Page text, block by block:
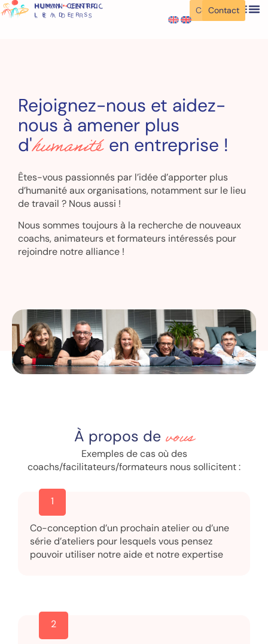
Contact
Contact
Rejoignez-nous et aidez-
nous à amener plus
d'humanité en entreprise !
Êtes-vous passionnés par l’idée d’apporter plus
d’humanité aux organisations, notamment sur le lieu
de travail ? Nous aussi !
Nous sommes toujours à la recherche de nouveaux
coachs, animateurs et formateurs intéressés pour
rejoindre notre alliance !
À propos de vous
Exemples de cas où des
coachs/facilitateurs/formateurs nous sollicitent :
1
Co-conception d’un prochain atelier ou d’une
série d’ateliers pour lesquels vous pensez
pouvoir utiliser notre aide et notre expertise
2